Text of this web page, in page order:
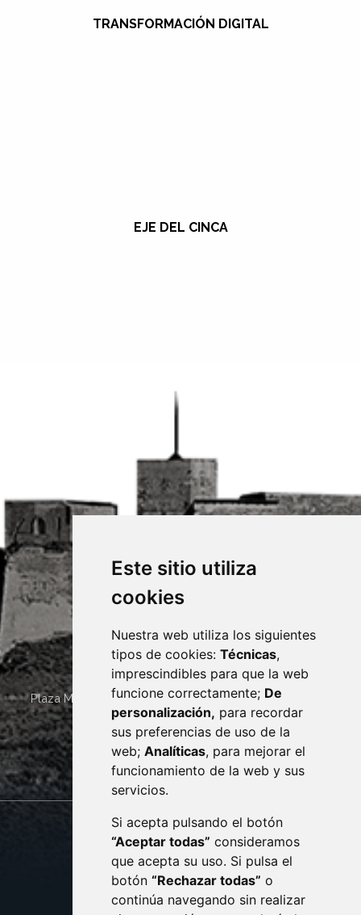
Este sitio utiliza
cookies
Nuestra web utiliza los siguientes
tipos de cookies: Técnicas,
imprescindibles para que la web
funcione correctamente; De
personalización, para recordar
sus preferencias de uso de la
web; Analíticas, para mejorar el
funcionamiento de la web y sus
servicios.
Si acepta pulsando el botón
“Aceptar todas” consideramos
que acepta su uso. Si pulsa el
botón “Rechazar todas” o
continúa navegando sin realizar
TRANSFORMACIÓN DIGITAL
EJE DEL CINCA
Plaza Mayor 4 22400 MONZÓN - ARAGÓN (ESPAÑA)
· (34) 974 400 700 ·
sac@monzon.es
monzon.es
CONTACTO
AVISO LEGAL
PROTECCIÓN DE DATOS
POLÍTICA DE COOKIES
ACCESIBILIDAD